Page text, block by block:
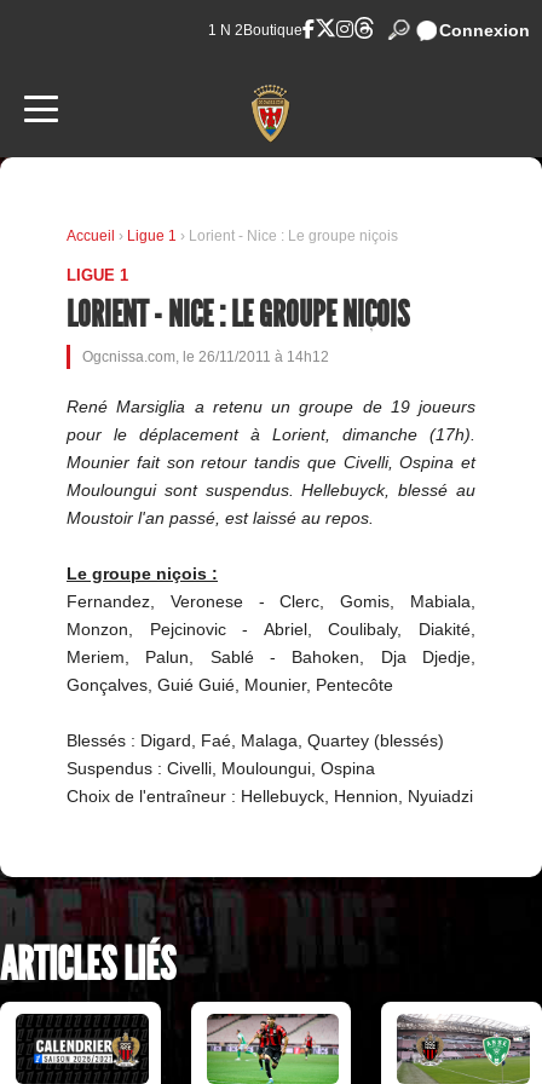
1 N 2 Boutique Connexion
Accueil › Ligue 1 › Lorient - Nice : Le groupe niçois
LIGUE 1
LORIENT - NICE : LE GROUPE NIÇOIS
Ogcnissa.com, le 26/11/2011 à 14h12
René Marsiglia a retenu un groupe de 19 joueurs
pour le déplacement à Lorient, dimanche (17h).
Mounier fait son retour tandis que Civelli, Ospina et
Mouloungui sont suspendus. Hellebuyck, blessé au
Moustoir l'an passé, est laissé au repos.
Le groupe niçois :
Fernandez, Veronese - Clerc, Gomis, Mabiala,
Monzon, Pejcinovic - Abriel, Coulibaly, Diakité,
Meriem, Palun, Sablé - Bahoken, Dja Djedje,
Gonçalves, Guié Guié, Mounier, Pentecôte
Blessés : Digard, Faé, Malaga, Quartey (blessés)
Suspendus : Civelli, Mouloungui, Ospina
Choix de l'entraîneur : Hellebuyck, Hennion, Nyuiadzi
ARTICLES LIÉS